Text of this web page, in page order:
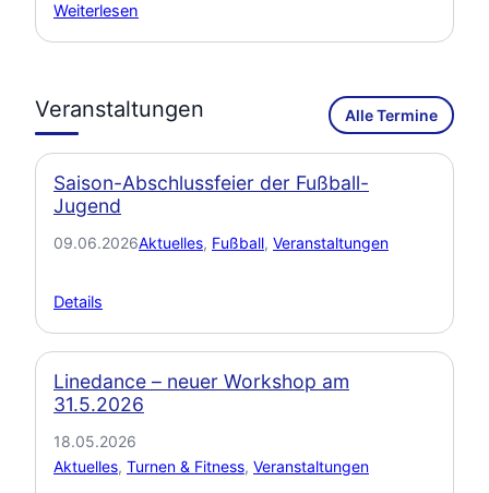
Weiterlesen
Veranstaltungen Alle Termine
Saison-Abschlussfeier der Fußball-
Jugend
09.06.2026Aktuelles, Fußball, Veranstaltungen
Details
Linedance – neuer Workshop am
31.5.2026
18.05.2026
Aktuelles, Turnen & Fitness, Veranstaltungen